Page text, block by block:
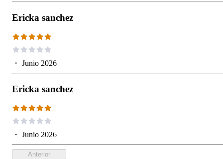
Ericka sanchez
・ Junio 2026
Ericka sanchez
・ Junio 2026
Anterior